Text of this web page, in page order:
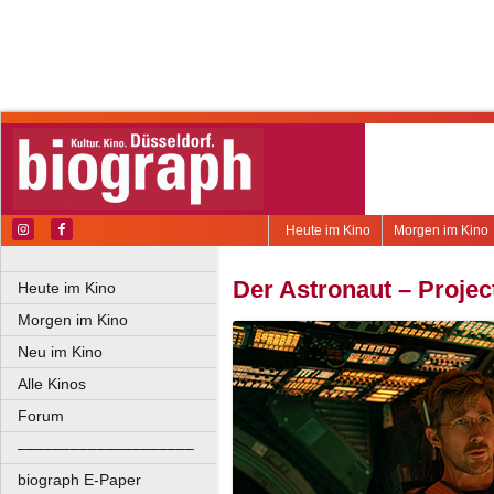
Morgen im Kino
Heute im Kino
Heute im Kino
Morgen im Kino
Neu im Kino
Alle Kinos
Forum
––––––––––––––––––––
biograph E-Paper
Der Astronaut –